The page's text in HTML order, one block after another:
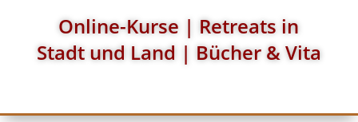
Online-Kurse | Retreats in
Stadt und Land | Bücher & Vita